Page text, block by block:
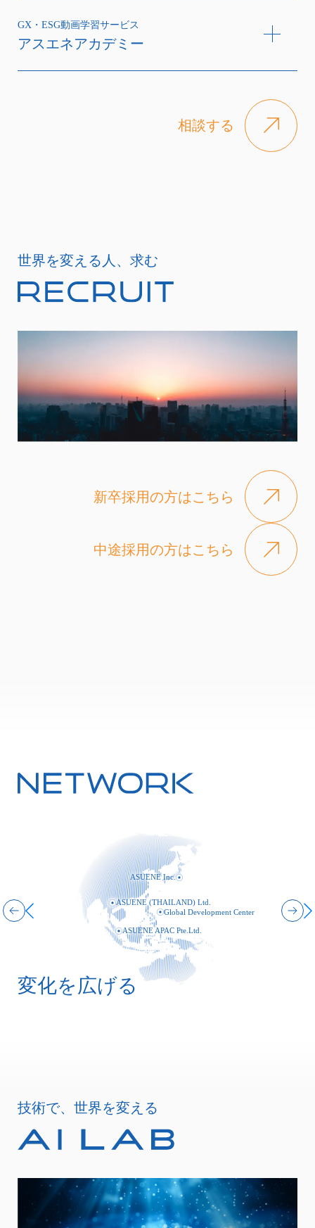
GX・ESG動画学習サービス
アスエネアカデミー
相談する
世界を変える人、求む
新卒採用の方はこちら
中途採用の方はこちら
ASUENE Inc.
ASUENE (THAILAND) Ltd.
Global Development Center
ASUENE APAC Pte.Ltd.
変化を広げる
技術で、世界を変える